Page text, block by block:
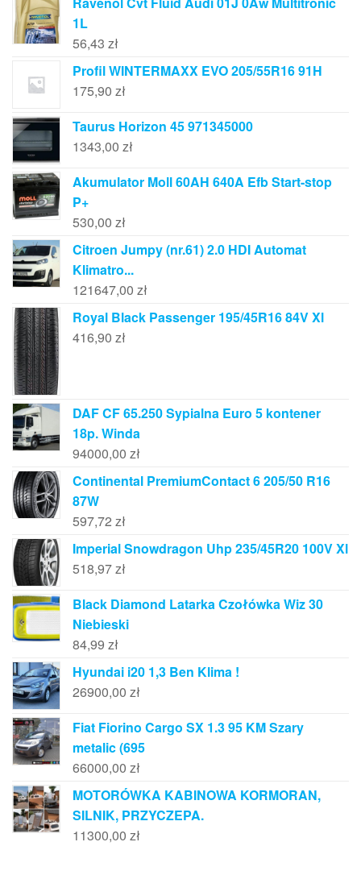
1L
56,43 zł
Profil WINTERMAXX EVO 205/55R16 91H
175,90 zł
Taurus Horizon 45 971345000
1343,00 zł
Akumulator Moll 60AH 640A Efb Start-stop
P+
530,00 zł
Citroen Jumpy (nr.61) 2.0 HDI Automat
Klimatro...
121647,00 zł
Royal Black Passenger 195/45R16 84V Xl
416,90 zł
DAF CF 65.250 Sypialna Euro 5 kontener
18p. Winda
94000,00 zł
Continental PremiumContact 6 205/50 R16
87W
597,72 zł
Imperial Snowdragon Uhp 235/45R20 100V Xl
518,97zł
Black Diamond Latarka Czołówka Wiz 30
Niebieski
84,99 zł
Hyundai i20 1,3 Ben Klima !
26900,00 zł
Fiat Fiorino Cargo SX 1.3 95 KM Szary
metalic (695
66000,00 zł
MOTORÓWKA KABINOWA KORMORAN,
SILNIK, PRZYCZEPA.
11300,00 zł